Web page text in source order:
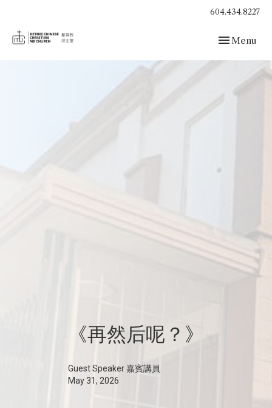
604.434.8227
Toggle
Menu
《再然后呢？》
Guest Speaker 嘉賓講員
May 31, 2026